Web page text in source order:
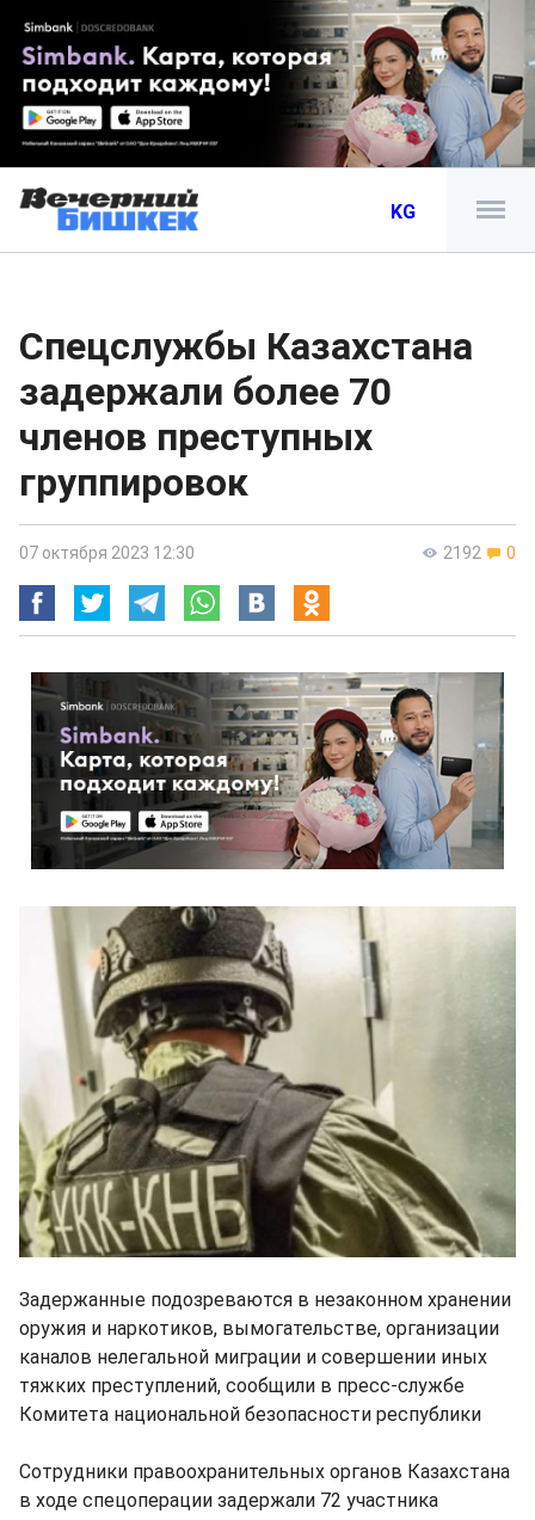
KG
Спецслужбы Казахстана
задержали более 70
членов преступных
группировок
2192 0
07 октября 2023 12:30
Задержанные подозреваются в незаконном хранении
оружия и наркотиков, вымогательстве, организации
каналов нелегальной миграции и совершении иных
тяжких преступлений, сообщили в пресс-службе
Комитета национальной безопасности республики
Сотрудники правоохранительных органов Казахстана
в ходе спецоперации задержали 72 участника